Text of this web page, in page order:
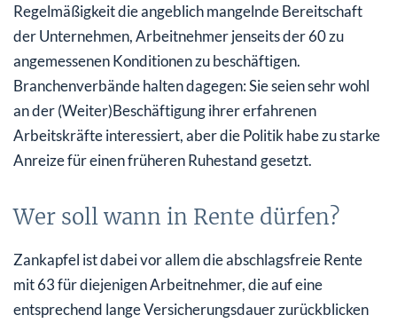
Regelmäßigkeit die angeblich mangelnde Bereitschaft
der Unternehmen, Arbeitnehmer jenseits der 60 zu
angemessenen Konditionen zu beschäftigen.
Branchenverbände halten dagegen: Sie seien sehr wohl
an der (Weiter)Beschäftigung ihrer erfahrenen
Arbeitskräfte interessiert, aber die Politik habe zu starke
Anreize für einen früheren Ruhestand gesetzt.
Wer soll wann in Rente dürfen?
Zankapfel ist dabei vor allem die abschlagsfreie Rente
mit 63 für diejenigen Arbeitnehmer, die auf eine
entsprechend lange Versicherungsdauer zurückblicken